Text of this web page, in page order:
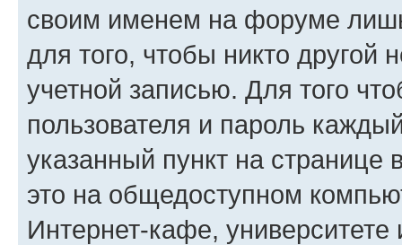
своим именем на форуме
для того, чтобы никто другой
учетной записью. Для того
пользователя и пароль
указанный пункт на
это на общедоступном
Интернет-кафе, университете